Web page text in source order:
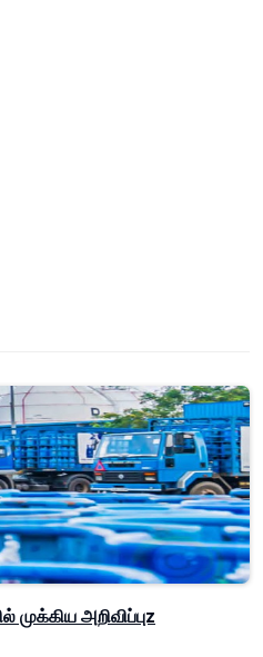
முக்கிய அறிவிப்புz